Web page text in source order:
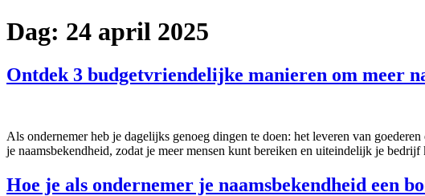
Dag: 24 april 2025
Ontdek 3 budgetvriendelijke manieren om meer
Als ondernemer heb je dagelijks genoeg dingen te doen: het leveren van
je naamsbekendheid, zodat je meer mensen kunt bereiken en uiteindelijk je
Hoe je als ondernemer je naamsbekendheid een